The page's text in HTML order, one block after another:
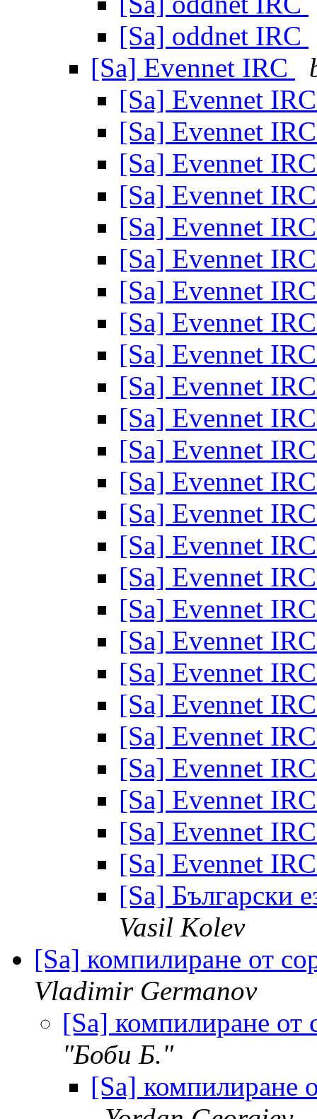
[Sa] oddnet IRC
[Sa] Еvennet IRC
[Sa] Еvennet
[Sa] Еvennet
[Sa] Еvennet
[Sa] Еvennet
[Sa] Еvennet
[Sa] Еvennet
[Sa] Еvennet
[Sa] Еvennet
[Sa] Еvennet
[Sa] Еvennet
[Sa] Еvennet
[Sa] Еvennet
[Sa] Еvennet
[Sa] Еvennet
[Sa] Еvennet
[Sa] Еvennet
[Sa] Еvennet
[Sa] Еvennet
[Sa] Еvennet
[Sa] Еvennet
[Sa] Еvennet
[Sa] Еvennet
[Sa] Еvennet
[Sa] Еvennet
[Sa] Еvennet
[Sa] Български
Vasil Kolev
[Sa] компилиране от
Vladimir Germanov
[Sa] компилиране от
"Боби Б."
[Sa] компилиране